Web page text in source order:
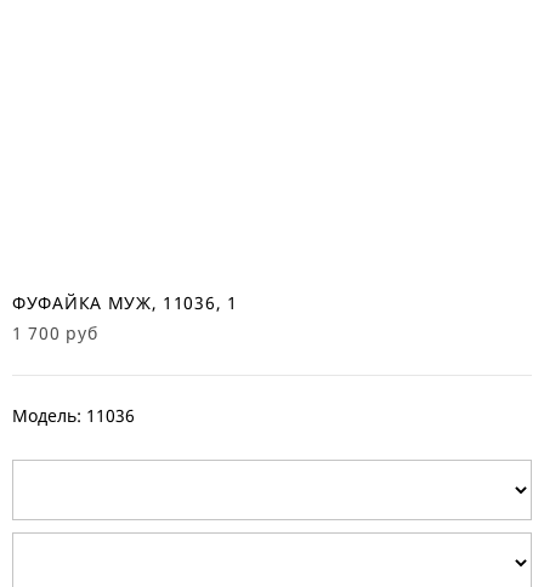
ФУФАЙКА МУЖ, 11036, 1
1 700 руб
Модель: 11036